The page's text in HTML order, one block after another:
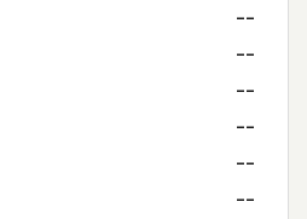
--
--
--
--
--
--